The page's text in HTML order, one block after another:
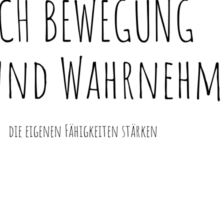
BEWEGUNG
die eigenen Fähigkeiten stärken